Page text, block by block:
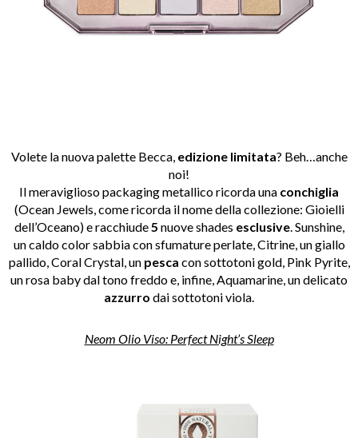
Volete la nuova palette Becca, edizione limitata? Beh…anche
noi!
Il meraviglioso packaging metallico ricorda una conchiglia
(Ocean Jewels, come ricorda il nome della collezione: Gioielli
dell’Oceano) e racchiude5 nuove shades esclusive. Sunshine,
un caldo color sabbia con sfumature perlate, Citrine, un giallo
pallido, Coral Crystal, un pesca con sottotoni gold, Pink Pyrite,
un rosa baby dal tono freddo e, infine, Aquamarine, un delicato
azzurro dai sottotoni viola.
Neom Olio Viso: Perfect Night’s Sleep